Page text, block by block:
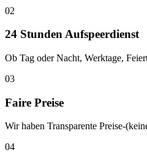
02
24 Stunden Aufspeerdienst
Ob Tag oder Nacht, Werktage,
03
Faire Preise
Wir haben Transparente Preise-
04